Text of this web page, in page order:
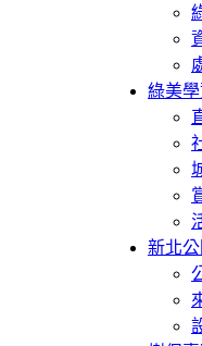
綠美
新北公